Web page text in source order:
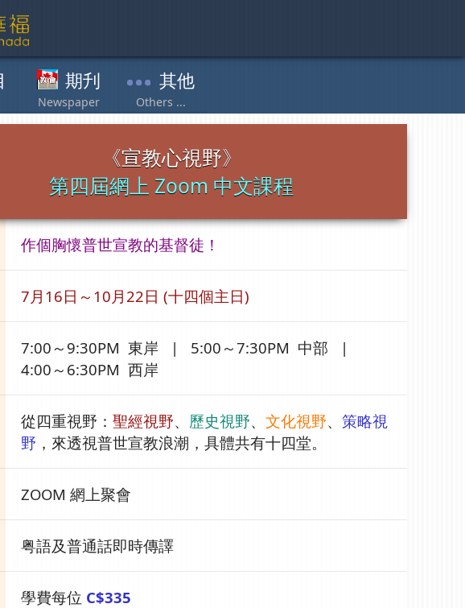
其他
《宣教心視野》
第四屆網上 Zoom 中文課程
作個胸懷普世宣教的基督徒！
7月16日～10月22日 (十四個主日)
7:00～9:30PM 東岸 | 5:00～7:30PM 中部 |
4:00～6:30PM 西岸
從四重視野： 聖經視野、 歷史視野、 文化視野、 策略視
野 ，來透視普世宣教浪潮，具體共有十四堂。
ZOOM 網上聚會
粤語及普通話即時傳譯
學費每位 C$335